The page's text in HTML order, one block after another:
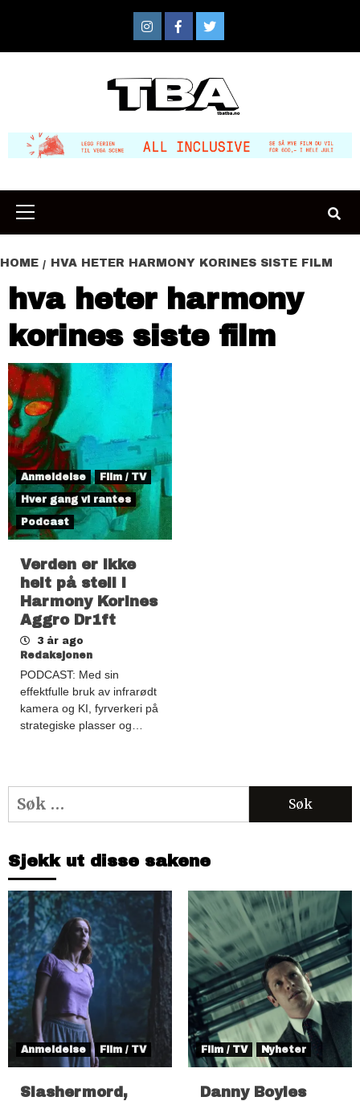
content
InstagramFacebook
Twitter
Primary
Menu
HOME HVA HETER HARMONY KORINES SISTE FILM
hva heter harmony
korines siste film
Anmeldelse
Film / TV
Hver gang vi rantes
Podcast
Verden er ikke
helt på stell i
Harmony Korines
Aggro Dr1ft
3 år ago
Redaksjonen
PODCAST: Med sin
effektfulle bruk av infrarødt
kamera og KI, fyrverkeri på
strategiske plasser og…
Søk
etter:
Sjekk ut disse sakene
Anmeldelse Film / TV
Slashermord,
Film / TV Nyheter
Danny Boyles